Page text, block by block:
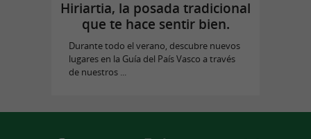
Hiriartia, la posada tradicional
que te hace sentir bien.
Durante todo el verano, descubre nuevos
lugares en la Guía del País Vasco a través
de nuestros ...